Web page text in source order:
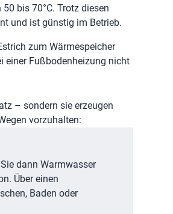
bis 70°C. Trotz diesen
und ist günstig im Betrieb.
zum Wärmespeicher
einer Fußbodenheizung nicht
– sondern sie erzeugen
vorzuhalten:
dann Warmwasser
Über einen
Baden oder